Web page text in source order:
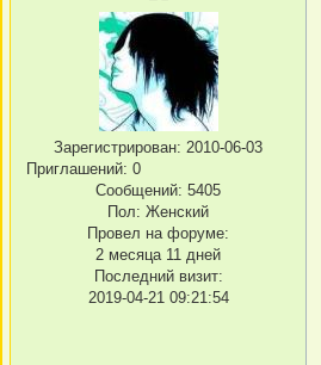
Зарегистрирован: 2010-06-03
Приглашений: 0
Сообщений: 5405
Пол: Женский
Провел на форуме:
2 месяца 11 дней
Последний визит:
2019-04-21 09:21:54